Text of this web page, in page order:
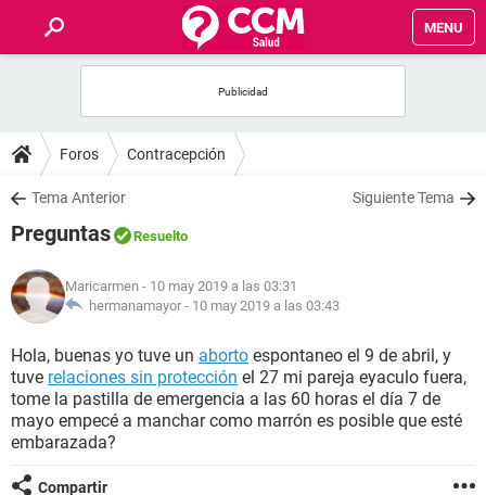
MENU
FOROS
SALUD
FAMILIA
NUTRICIÓN
BIENESTAR
SEXUALIDAD
GLOSARIO
Foros Contracepción
Tema Anterior Siguiente Tema
Preguntas Resuelto
Maricarmen - 10 may 2019 a las 03:31
hermanamayor - 10 may 2019 a las 03:43
Hola, buenas yo tuve un aborto espontaneo el 9 de abril, y
tuve relaciones sin protección el 27 mi pareja eyaculo fuera,
tome la pastilla de emergencia a las 60 horas el día 7 de
mayo empecé a manchar como marrón es posible que esté
embarazada?
Compartir